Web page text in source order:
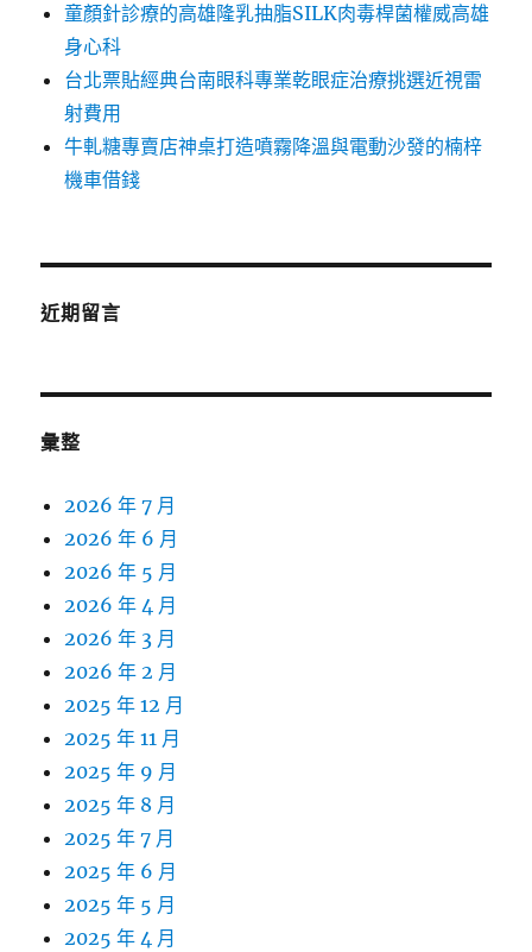
童顏針診療的高雄隆乳抽脂SILK肉毒桿菌權威高雄
身心科
台北票貼經典台南眼科專業乾眼症治療挑選近視雷
射費用
牛軋糖專賣店神桌打造噴霧降溫與電動沙發的楠梓
機車借錢
近期留言
彙整
2026 年 7 月
2026 年 6 月
2026 年 5 月
2026 年 4 月
2026 年 3 月
2026 年 2 月
2025 年 12 月
2025 年 11 月
2025 年 9 月
2025 年 8 月
2025 年 7 月
2025 年 6 月
2025 年 5 月
2025 年 4 月